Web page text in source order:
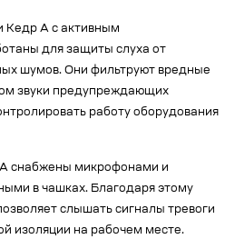
Кедр А с активным
для защиты слуха от
шумов. Они фильтруют вредные
звуки предупреждающих
работу оборудования
снабжены микрофонами и
в чашках. Благодаря этому
слышать сигналы тревоги
изоляции на рабочем месте.